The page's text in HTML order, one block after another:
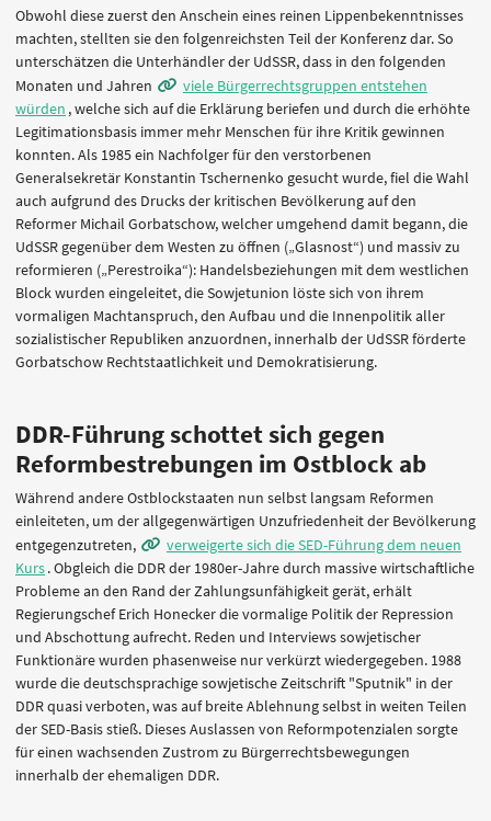
Obwohl diese zuerst den Anschein eines reinen Lippenbekenntnisses
machten, stellten sie den folgenreichsten Teil der Konferenz dar. So
unterschätzen die Unterhändler der UdSSR, dass in den folgenden
Monaten und Jahren
viele Bürgerrechtsgruppen entstehen
würden , welche sich auf die Erklärung beriefen und durch die erhöhte
Legitimationsbasis immer mehr Menschen für ihre Kritik gewinnen
konnten. Als 1985 ein Nachfolger für den verstorbenen
Generalsekretär Konstantin Tschernenko gesucht wurde, fiel die Wahl
auch aufgrund des Drucks der kritischen Bevölkerung auf den
Reformer Michail Gorbatschow, welcher umgehend damit begann, die
UdSSR gegenüber dem Westen zu öffnen („Glasnost“) und massiv zu
reformieren („Perestroika“): Handelsbeziehungen mit dem westlichen
Block wurden eingeleitet, die Sowjetunion löste sich von ihrem
vormaligen Machtanspruch, den Aufbau und die Innenpolitik aller
sozialistischer Republiken anzuordnen, innerhalb der UdSSR förderte
Gorbatschow Rechtstaatlichkeit und Demokratisierung.
DDR-Führung schottet sich gegen
Reformbestrebungen im Ostblock ab
Während andere Ostblockstaaten nun selbst langsam Reformen
einleiteten, um der allgegenwärtigen Unzufriedenheit der Bevölkerung
entgegenzutreten,
verweigerte sich die SED-Führung dem neuen
Kurs. Obgleich die DDR der 1980er-Jahre durch massive wirtschaftliche
Probleme an den Rand der Zahlungsunfähigkeit gerät, erhält
Regierungschef Erich Honecker die vormalige Politik der Repression
und Abschottung aufrecht. Reden und Interviews sowjetischer
Funktionäre wurden phasenweise nur verkürzt wiedergegeben. 1988
wurde die deutschsprachige sowjetische Zeitschrift "Sputnik" in der
DDR quasi verboten, was auf breite Ablehnung selbst in weiten Teilen
der SED-Basis stieß. Dieses Auslassen von Reformpotenzialen sorgte
für einen wachsenden Zustrom zu Bürgerrechtsbewegungen
innerhalb der ehemaligen DDR.